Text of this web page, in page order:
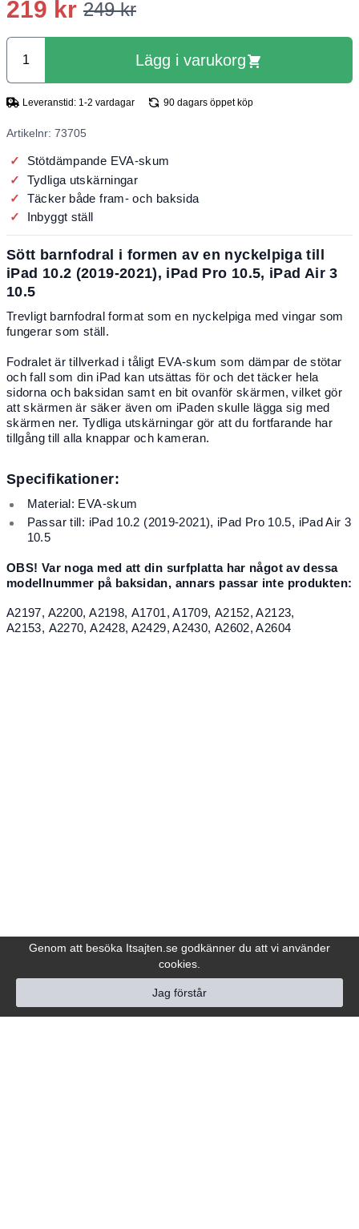
Genom att besöka Itsajten.se godkänner du att vi använder
cookies.
Jag förstår
219 kr 249 kr
Lägg i varukorg
Leveranstid: 1-2 vardagar 90 dagars öppet köp
Artikelnr: 73705
Stötdämpande EVA-skum
Tydliga utskärningar
Täcker både fram- och baksida
Inbyggt ställ
Sött barnfodral i formen av en nyckelpiga till
iPad 10.2 (2019-2021), iPad Pro 10.5, iPad Air 3
10.5
Trevligt barnfodral format som en nyckelpiga med vingar som
fungerar som ställ.
Fodralet är tillverkad i tåligt EVA-skum som dämpar de stötar
och fall som din iPad kan utsättas för och det täcker hela
sidorna och baksidan samt en bit ovanför skärmen, vilket gör
att skärmen är säker även om iPaden skulle lägga sig med
skärmen ner. Tydliga utskärningar gör att du fortfarande har
tillgång till alla knappar och kameran.
Specifikationer:
Material: EVA-skum
Passar till: iPad 10.2 (2019-2021), iPad Pro 10.5, iPad Air 3
10.5
OBS! Var noga med att din surfplatta har något av dessa
modellnummer på baksidan, annars passar inte produkten:
A2197, A2200, A2198, A1701, A1709, A2152, A2123,
A2153, A2270, A2428, A2429, A2430, A2602, A2604